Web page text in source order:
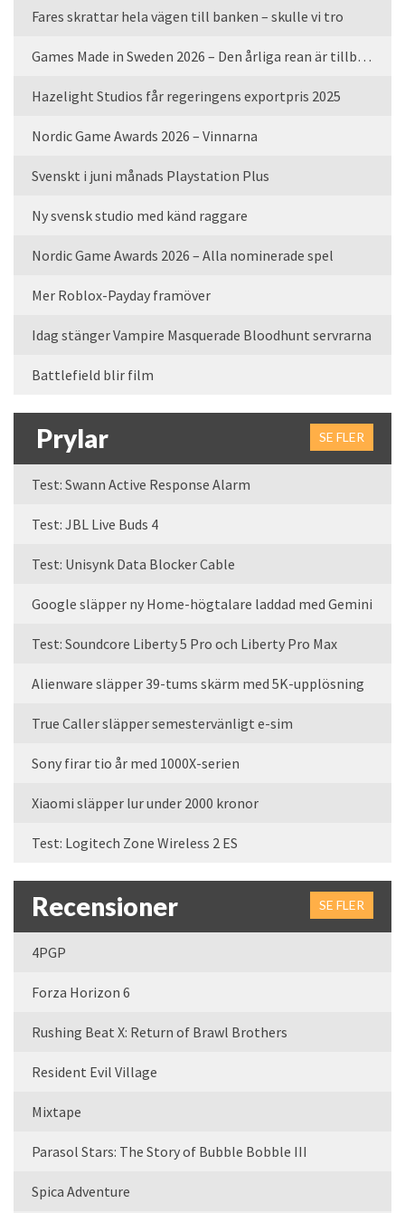
Fares skrattar hela vägen till banken – skulle vi tro
Games Made in Sweden 2026 – Den årliga rean är tillbaka
Hazelight Studios får regeringens exportpris 2025
Nordic Game Awards 2026 – Vinnarna
Svenskt i juni månads Playstation Plus
Ny svensk studio med känd raggare
Nordic Game Awards 2026 – Alla nominerade spel
Mer Roblox-Payday framöver
Idag stänger Vampire Masquerade Bloodhunt servrarna
Battlefield blir film
Prylar SE FLER
Test: Swann Active Response Alarm
Test: JBL Live Buds 4
Test: Unisynk Data Blocker Cable
Google släpper ny Home-högtalare laddad med Gemini
Test: Soundcore Liberty 5 Pro och Liberty Pro Max
Alienware släpper 39-tums skärm med 5K-upplösning
True Caller släpper semestervänligt e-sim
Sony firar tio år med 1000X-serien
Xiaomi släpper lur under 2000 kronor
Test: Logitech Zone Wireless 2 ES
Recensioner SE FLER
4PGP
Forza Horizon 6
Rushing Beat X: Return of Brawl Brothers
Resident Evil Village
Mixtape
Parasol Stars: The Story of Bubble Bobble III
Spica Adventure